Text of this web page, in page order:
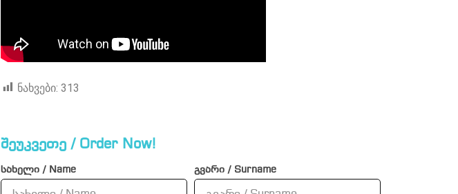
ნახვები: 313
შეუკვეთე / Order Now!
სახელი / Name გვარი / Surname